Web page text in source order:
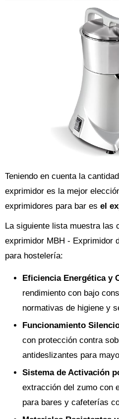
Teniendo en cuenta la
exprimidor es la mejor
exprimidores para bar es el
La siguiente lista muestra las
exprimidor MBH - Exprimidor
para hostelería:
Eficiencia Energética y
rendimiento con bajo
normativas de higiene y
Funcionamiento
con protección contra
antideslizantes para
Sistema de Activación
extracción del zumo con
para bares y cafeterías